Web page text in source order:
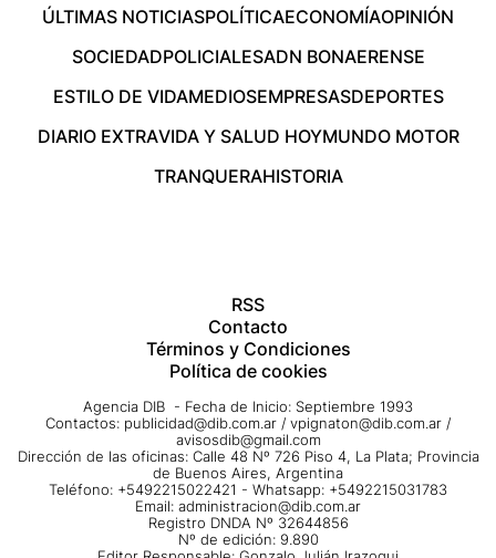
ÚLTIMAS NOTICIASPOLÍTICAECONOMÍAOPINIÓN
SOCIEDADPOLICIALESADN BONAERENSE
ESTILO DE VIDAMEDIOSEMPRESASDEPORTES
DIARIO EXTRAVIDA Y SALUD HOYMUNDO MOTOR
TRANQUERAHISTORIA
RSS
Contacto
Términos y Condiciones
Política de cookies
Agencia DIB - Fecha de Inicio: Septiembre 1993
Contactos: publicidad@dib.com.ar / vpignaton@dib.com.ar /
avisosdib@gmail.com
Dirección de las oficinas: Calle 48 Nº 726 Piso 4, La Plata; Provincia
de Buenos Aires, Argentina
Teléfono: +5492215022421 - Whatsapp: +5492215031783
Email: administracion@dib.com.ar
Registro DNDA Nº 32644856
Nº de edición: 9.890